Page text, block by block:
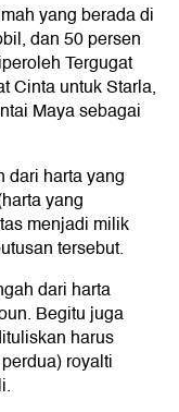
yang berada di
dan 50 persen
Tergugat
Cinta untuk Starla,
Maya sebagai
dari harta yang
yang
menjadi milik
tersebut.
dari harta
Begitu juga
harus
royalti